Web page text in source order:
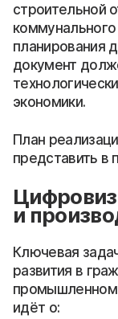
строительной
коммунального
планирования
документ
экономики.
План
представить в
и
Ключевая
развития в
промышленном
идёт о: